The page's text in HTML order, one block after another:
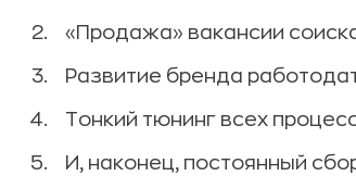
«Продажа» вакансии
Развитие бренда
Тонкий тюнинг всех
И, наконец, постоянный